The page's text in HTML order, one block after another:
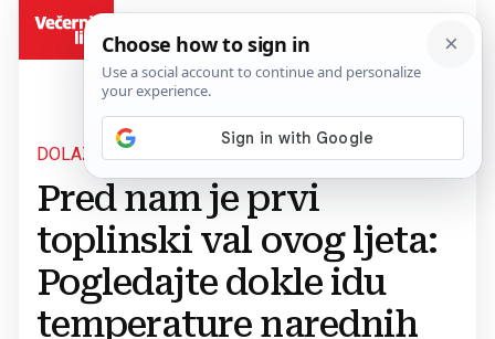
DOLAZI NAM VRUĆE LJETO
Pred nam je prvi
toplinski val ovog ljeta:
Pogledajte dokle idu
temperature narednih